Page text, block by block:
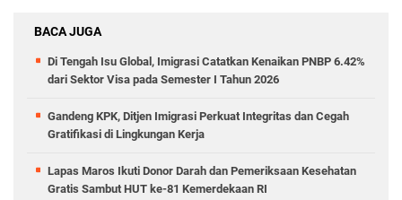
BACA JUGA
Di Tengah Isu Global, Imigrasi Catatkan Kenaikan PNBP 6.42%
dari Sektor Visa pada Semester I Tahun 2026
Gandeng KPK, Ditjen Imigrasi Perkuat Integritas dan Cegah
Gratifikasi di Lingkungan Kerja
Lapas Maros Ikuti Donor Darah dan Pemeriksaan Kesehatan
Gratis Sambut HUT ke-81 Kemerdekaan RI